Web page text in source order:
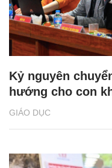
GIÁO DỤC
Kỷ nguyên
hướng cho con